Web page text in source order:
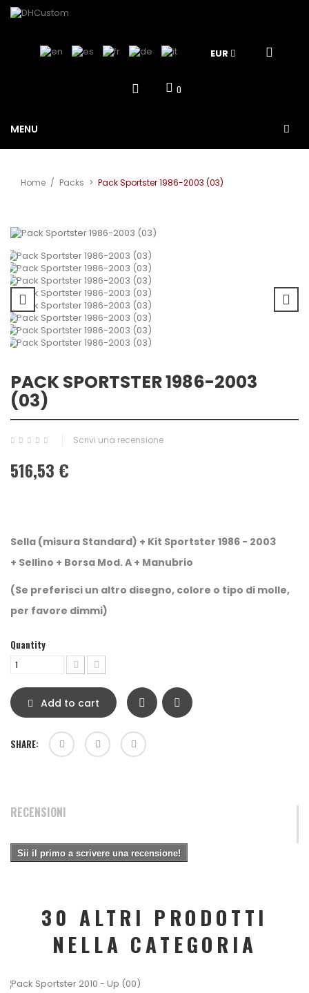
EUR
0
MENU
Home / Packs > Pack Sportster 1986-2003 (03)
PACK SPORTSTER 1986-2003
(03)
Scrivi una recensione
516,53 €
Sella (misura Standard) + Kit Sportster 1986 - 2003
+ Sellino + Borsa Mod. A + Manubrio
(Se preferisci un altro disegno, colore o tipo di molle,
per favore dimmi)
Quantity
Add to cart
SHARE:
RECENSIONI
Sii il primo a scrivere una recensione!
30 ALTRI PRODOTTI
NELLA CATEGORIA